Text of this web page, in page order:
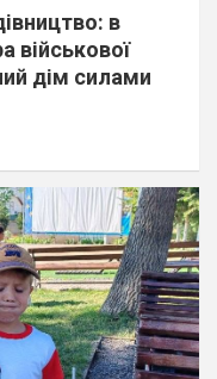
в
військової
дім силами